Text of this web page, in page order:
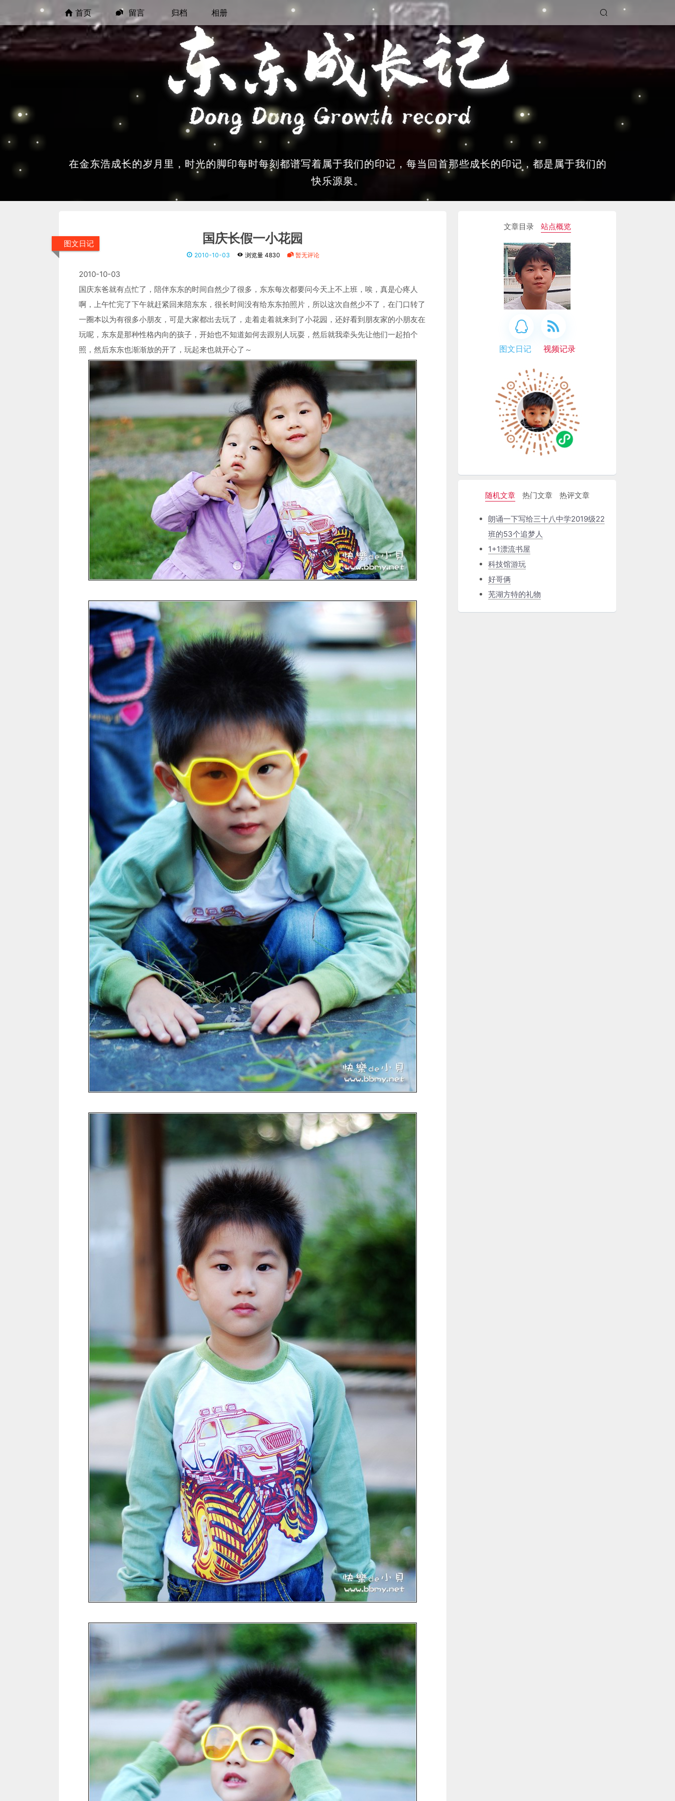
首页 留言 归档 相册
在金东浩成长的岁月里，时光的脚印每时每刻都谱写着属于我们的印记，每当回首那些成长的印记，都是属于我们的
快乐源泉。
图文日记 国庆长假一小花园
2010-10-03 浏览量 4830 暂无评论
2010-10-03
国庆东爸就有点忙了，陪伴东东的时间自然少了很多，东东每次都要问今天上不上班，唉，真是心疼人
啊，上午忙完了下午就赶紧回来陪东东，很长时间没有给东东拍照片，所以这次自然少不了，在门口转了
一圈本以为有很多小朋友，可是大家都出去玩了，走着走着就来到了小花园，还好看到朋友家的小朋友在
玩呢，东东是那种性格内向的孩子，开始也不知道如何去跟别人玩耍，然后就我牵头先让他们一起拍个
照，然后东东也渐渐放的开了，玩起来也就开心了～
文章目录 站点概览
图文日记 视频记录
随机文章 热门文章 热评文章
朗诵一下写给三十八中学2019级22
班的53个追梦人
1+1漂流书屋
科技馆游玩
好哥俩
芜湖方特的礼物